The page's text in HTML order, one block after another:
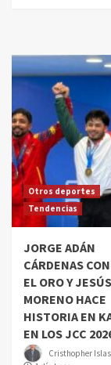
Otros deportes
Tendencias
JORGE ADÁN
CÁRDENAS
EL ORO Y JESÚS
MORENO HACE
HISTORIA EN
EN LOS JCC
Cristhopher Islas